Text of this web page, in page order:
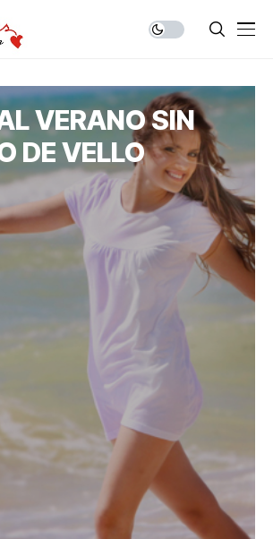
VERANO SIN
DE VELLO